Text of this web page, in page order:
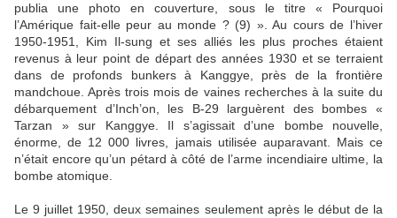
publia une photo en couverture, sous le titre « Pourquoi
l’Amérique fait-elle peur au monde ? (9) ». Au cours de l’hiver
1950-1951, Kim Il-sung et ses alliés les plus proches étaient
revenus à leur point de départ des années 1930 et se terraient
dans de profonds bunkers à Kanggye, près de la frontière
mandchoue. Après trois mois de vaines recherches à la suite du
débarquement d’Inch’on, les B-29 larguèrent des bombes «
Tarzan » sur Kanggye. Il s’agissait d’une bombe nouvelle,
énorme, de 12 000 livres, jamais utilisée auparavant. Mais ce
n’était encore qu’un pétard à côté de l’arme incendiaire ultime, la
bombe atomique.
Le 9 juillet 1950, deux semaines seulement après le début de la